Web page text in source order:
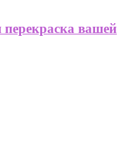
перекраска вашей